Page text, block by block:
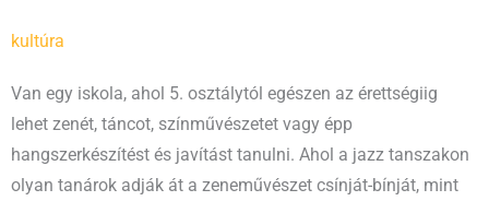
kultúra
Van egy iskola, ahol 5. osztálytól egészen az érettségiig
lehet zenét, táncot, színművészetet vagy épp
hangszerkészítést és javítást tanulni. Ahol a jazz tanszakon
olyan tanárok adják át a zeneművészet csínját-bínját, mint